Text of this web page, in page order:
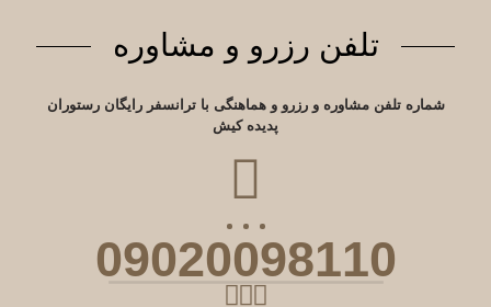
تلفن رزرو و مشاوره
شماره تلفن مشاوره و رزرو و هماهنگی با ترانسفر رایگان رستوران
پدیده کیش
09020098110